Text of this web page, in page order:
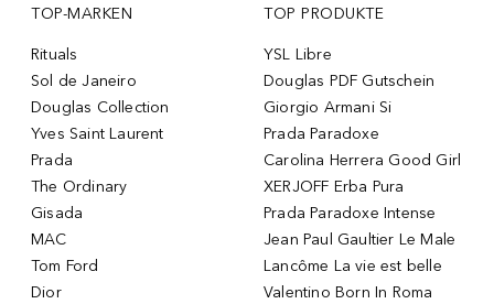
TOP-MARKEN
Rituals
Sol de Janeiro
Douglas Collection
Yves Saint Laurent
Prada
The Ordinary
Gisada
MAC
Tom Ford
Dior
TOP PRODUKTE
YSL Libre
Douglas PDF Gutschein
Giorgio Armani Si
Prada Paradoxe
Carolina Herrera Good Girl
XERJOFF Erba Pura
Prada Paradoxe Intense
Jean Paul Gaultier Le Male
Lancôme La vie est belle
Valentino Born In Roma